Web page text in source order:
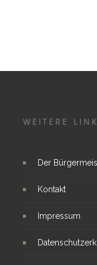
WEITERE
Der
Kontakt
Impressum